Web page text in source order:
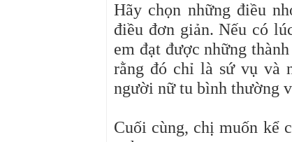
Hãy chọn những điều
điều đơn giản. Nếu có
em đạt được những
rằng đó chỉ là sứ vụ và
người nữ tu bình thường
Cuối cùng, chị muốn kể